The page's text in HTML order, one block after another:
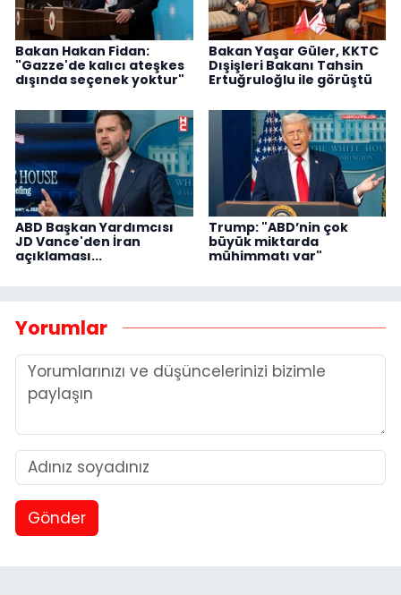
Bakan Hakan Fidan:
"Gazze'de kalıcı ateşkes
dışında seçenek yoktur"
Bakan Yaşar Güler, KKTC
Dışişleri Bakanı Tahsin
Ertuğruloğlu ile görüştü
ABD Başkan Yardımcısı
JD Vance'den İran
açıklaması...
Trump: "ABD’nin çok
büyük miktarda
mühimmatı var"
Yorumlar
Gönder